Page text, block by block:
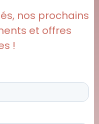
nos prochains
et offres
!